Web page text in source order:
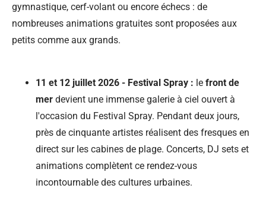
gymnastique, cerf-volant ou encore échecs : de
nombreuses animations gratuites sont proposées aux
petits comme aux grands.
11 et 12 juillet 2026 - Festival Spray : le front de
mer devient une immense galerie à ciel ouvert à
l'occasion du Festival Spray. Pendant deux jours,
près de cinquante artistes réalisent des fresques en
direct sur les cabines de plage. Concerts, DJ sets et
animations complètent ce rendez-vous
incontournable des cultures urbaines.